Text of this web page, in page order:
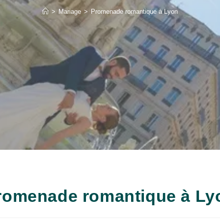
> Mariage > Promenade romantique à Lyon
romantique à